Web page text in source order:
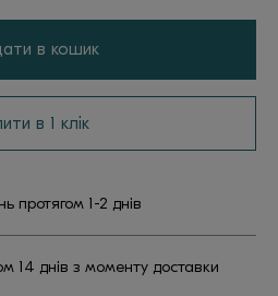
в кошик
в 1 клік
протягом 1-2 днів
14 днів з моменту доставки